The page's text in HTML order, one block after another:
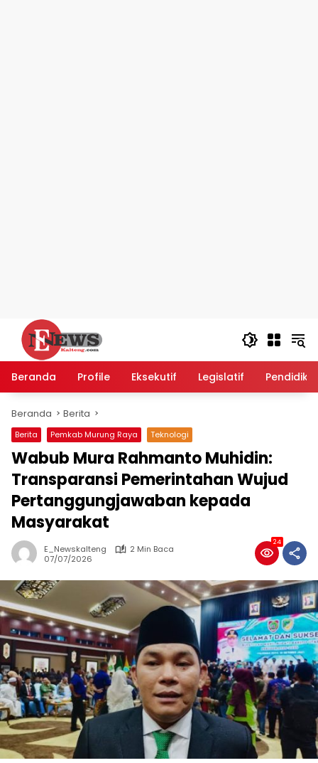
Langsung
konten
Beranda
Profile Eksekutif Legislatif
Beranda Berita
Berita Pemkab Murung Raya Teknologi
Wabub Mura Rahmanto Muhidin:
Transparansi Pemerintahan Wujud
Pertanggungjawaban kepada
Masyarakat
E_Newskalteng
2 Min Baca
07/07/2026
24